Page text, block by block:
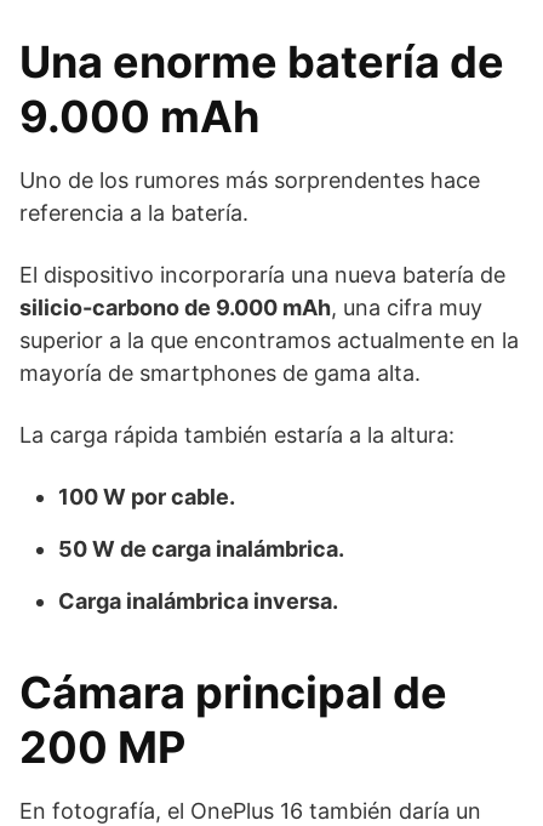
Una enorme batería de
9.000 mAh
Uno de los rumores más sorprendentes hace
referencia a la batería.
El dispositivo incorporaría una nueva batería de
silicio-carbono de 9.000 mAh, una cifra muy
superior a la que encontramos actualmente en la
mayoría de smartphones de gama alta.
La carga rápida también estaría a la altura:
100 W por cable.
50 W de carga inalámbrica.
Carga inalámbrica inversa.
Cámara principal de
200 MP
En fotografía, el OnePlus 16 también daría un